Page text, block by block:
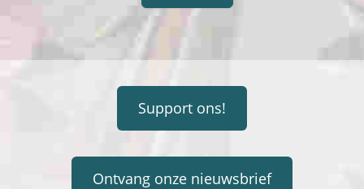
Support ons!
Ontvang onze nieuwsbrief